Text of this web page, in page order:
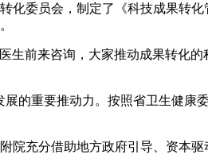
委员会，制定了《科技成果转化
前来咨询，大家推动成果转化的
重要推动力。按照省卫生健康
充分借助地方政府引导、资本驱